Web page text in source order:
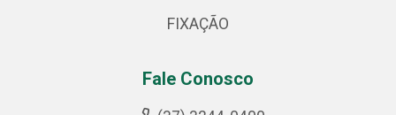
FIXAÇÃO
Fale Conosco